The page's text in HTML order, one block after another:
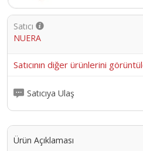
Satıcı
NUERA
Satıcının diğer ürünlerini
Satıcıya Ulaş
Ürün Açıklaması